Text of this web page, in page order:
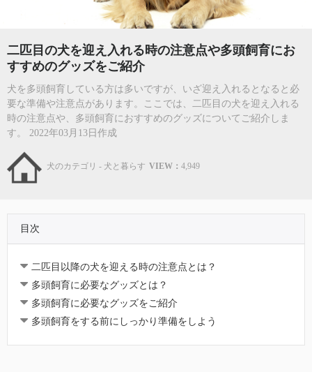
二匹目の犬を迎え入れる時の注意点や多頭飼育にお
すすめのグッズをご紹介
犬を多頭飼育している方は多いですが、いざ迎え入れるとなると必
要な準備や注意点があります。ここでは、二匹目の犬を迎え入れる
時の注意点や、多頭飼育におすすめのグッズについてご紹介しま
す。 2022年03月13日作成
犬のカテゴリ - 犬と暮らす VIEW： 4,949
目次
二匹目以降の犬を迎える時の注意点とは？
多頭飼育に必要なグッズとは？
多頭飼育に必要なグッズをご紹介
多頭飼育をする前にしっかり準備をしよう